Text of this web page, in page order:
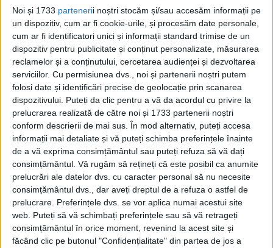
Noi și 1733 partenerii noștri stocăm și/sau accesăm informații pe
un dispozitiv, cum ar fi cookie-urile, și procesăm date personale,
cum ar fi identificatori unici și informații standard trimise de un
dispozitiv pentru publicitate și conținut personalizate, măsurarea
reclamelor și a conținutului, cercetarea audienței și dezvoltarea
serviciilor. Cu permisiunea dvs., noi și partenerii noștri putem
folosi date și identificări precise de geolocație prin scanarea
dispozitivului. Puteți da clic pentru a vă da acordul cu privire la
prelucrarea realizată de către noi și 1733 partenerii noștri
conform descrierii de mai sus. În mod alternativ, puteți accesa
informații mai detaliate și vă puteți schimba preferințele înainte
de a vă exprima consimțământul sau puteți refuza să vă dați
consimțământul. Vă rugăm să rețineți că este posibil ca anumite
prelucrări ale datelor dvs. cu caracter personal să nu necesite
consimțământul dvs., dar aveți dreptul de a refuza o astfel de
prelucrare. Preferințele dvs. se vor aplica numai acestui site
web. Puteți să vă schimbați preferințele sau să vă retrageți
consimțământul în orice moment, revenind la acest site și
făcând clic pe butonul "Confidențialitate" din partea de jos a
Pagini:1 23 4 5
Din ultima ediție ...
Regina României
Carol al II-lea și acțiunile sale care au ruinat
România Mare
Afaceri oneroase care au marcat România
modernă: Strousberg și Hallier
ETICHETE: ARDEAL BOMBA ATOMICA GHEORGHE GHEORGHIU-DEJ
INVADAREA ROMANIEI
,
SOVIETIC
PUBLICAT IN CATEGORIILE:
SEPTEMBRIE 2020
DISTRIBUIE ȘTIREA:
FACEBOOK|TWITTER
DACĂ VA PLAC MATERIALELE PUBLICATE, VA INVITĂM SĂ NE URMĂRIȚI